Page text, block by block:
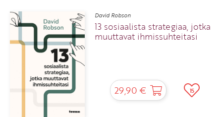
David Robson
13 sosiaalista strategiaa, jotka
muuttavat ihmissuhteitasi
29,90 € 15